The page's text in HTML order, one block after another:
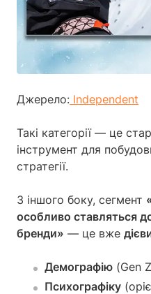
Джерело: Independent
Такі категорії — це
інструмент для
стратегії.
З іншого боку, сегмент
особливо ставляться
бренди» — це вже
Демографію (Gen
Психографіку